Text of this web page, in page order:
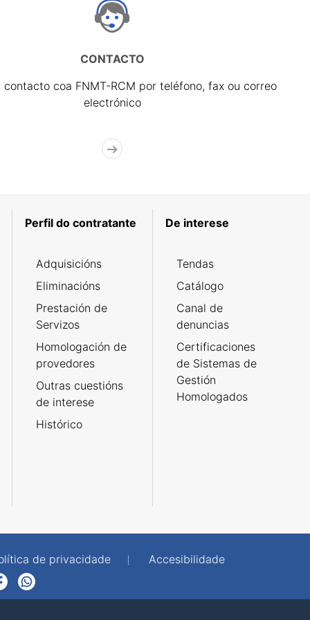
CONTACTO
contacto coa FNMT-RCM por teléfono, fax ou correo
electrónico
Perfil do contratante
Adquisicións
Eliminacións
Prestación de
Servizos
Homologación de
provedores
Outras cuestións
de interese
Histórico
De interese
Tendas
Catálogo
Canal de
denuncias
Certificaciones
de Sistemas de
Gestión
Homologados
de privacidade
Accesibilidade